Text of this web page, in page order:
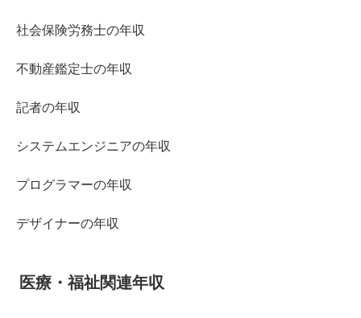
社会保険労務士の年収
不動産鑑定士の年収
記者の年収
システムエンジニアの年収
プログラマーの年収
デザイナーの年収
医療・福祉関連年収